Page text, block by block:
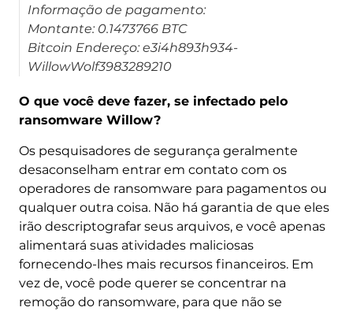
Informação de pagamento:
Montante: 0.1473766 BTC
Bitcoin Endereço: e3i4h893h934-
WillowWolf3983289210
O que você deve fazer, se infectado pelo
ransomware Willow?
Os pesquisadores de segurança geralmente
desaconselham entrar em contato com os
operadores de ransomware para pagamentos ou
qualquer outra coisa. Não há garantia de que eles
irão descriptografar seus arquivos, e você apenas
alimentará suas atividades maliciosas
fornecendo-lhes mais recursos financeiros. Em
vez de, você pode querer se concentrar na
remoção do ransomware, para que não se